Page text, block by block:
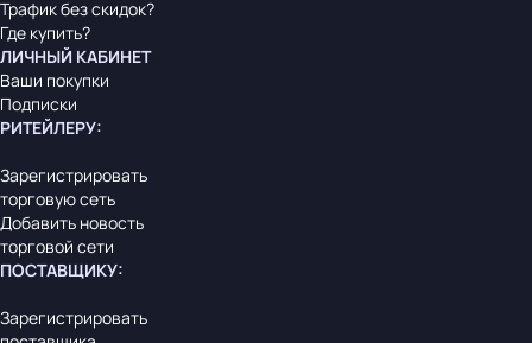
Трафик без скидок?
Где купить?
ЛИЧНЫЙ КАБИНЕТ
Ваши покупки
Подписки
РИТЕЙЛЕРУ:
Зарегистрировать
торговую сеть
Добавить новость
торговой сети
ПОСТАВЩИКУ:
Зарегистрировать